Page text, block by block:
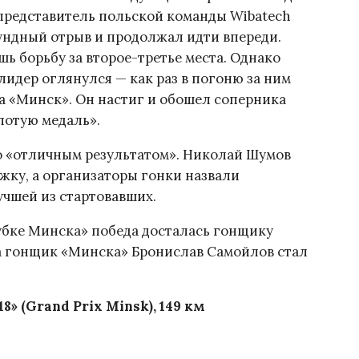
польской команды Wibatech
отрыв и продолжал идти впереди.
борьбу за второе-третье места. Однако
оглянулся — как раз в погоню за ним
«Минск». Он настиг и обошел соперника
медаль».
«отличным результатом». Николай Шумов
а организаторы гонки назвали
из стартовавших.
Минска» победа досталась гонщику
«Минска» Бронислав Самойлов стал
(Grand Prix Minsk), 149 км